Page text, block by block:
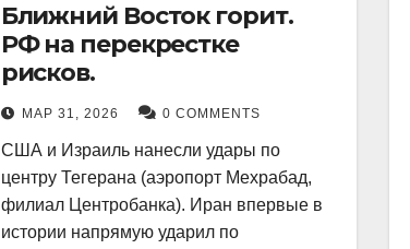
Ближний Восток горит.
РФ на перекрестке
рисков.
МАР 31, 2026 0 COMMENTS
США и Израиль нанесли удары по
центру Тегерана (аэропорт Мехрабад,
филиал Центробанка). Иран впервые в
истории напрямую ударил по